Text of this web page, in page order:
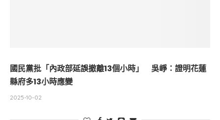
國民黨批「內政部延誤撤離13個小時」 吳崢：證明花蓮
縣府多13小時應變
2025-10-02